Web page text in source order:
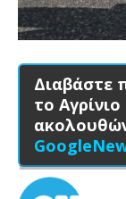
Διαβάστε
το